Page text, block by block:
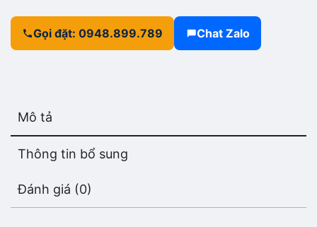
Gọi đặt: 0948.899.789 Chat Zalo
Mô tả
Thông tin bổ sung
Đánh giá (0)